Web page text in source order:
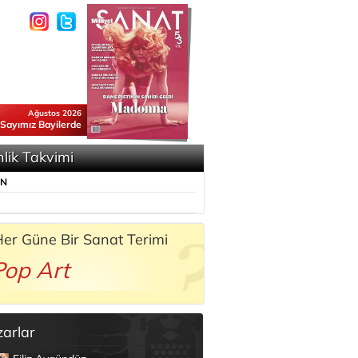
Ağustos 2026
Bayilerde
Takvimi
Güne Bir Sanat Terimi
Art